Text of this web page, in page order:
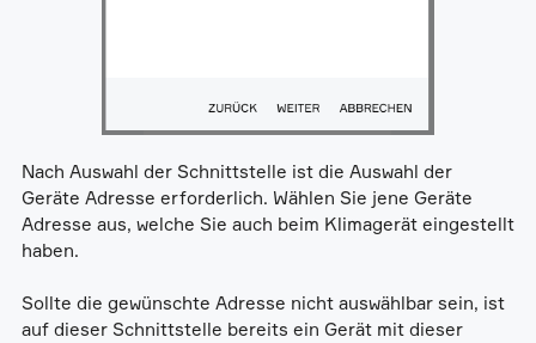
Nach Auswahl der Schnittstelle ist die Auswahl der
Geräte Adresse erforderlich. Wählen Sie jene Geräte
Adresse aus, welche Sie auch beim Klimagerät eingestellt
haben.
Sollte die gewünschte Adresse nicht auswählbar sein, ist
auf dieser Schnittstelle bereits ein Gerät mit dieser